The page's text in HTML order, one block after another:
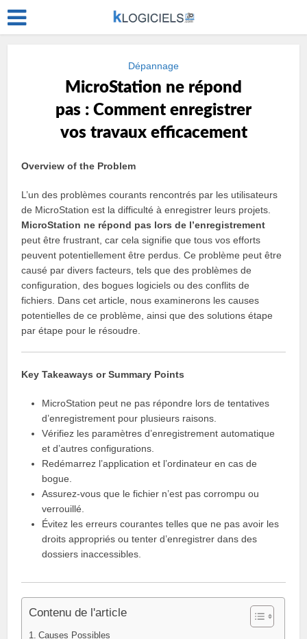
Dépannage
MicroStation ne répond
pas : Comment enregistrer
vos travaux efficacement
Overview of the Problem
L’un des problèmes courants rencontrés par les utilisateurs
de MicroStation est la difficulté à enregistrer leurs projets.
MicroStation ne répond pas lors de l’enregistrement
peut être frustrant, car cela signifie que tous vos efforts
peuvent potentiellement être perdus. Ce problème peut être
causé par divers facteurs, tels que des problèmes de
configuration, des bogues logiciels ou des conflits de
fichiers. Dans cet article, nous examinerons les causes
potentielles de ce problème, ainsi que des solutions étape
par étape pour le résoudre.
Key Takeaways or Summary Points
MicroStation peut ne pas répondre lors de tentatives
d’enregistrement pour plusieurs raisons.
Vérifiez les paramètres d’enregistrement automatique
et d’autres configurations.
Redémarrez l’application et l’ordinateur en cas de
bogue.
Assurez-vous que le fichier n’est pas corrompu ou
verrouillé.
Évitez les erreurs courantes telles que ne pas avoir les
droits appropriés ou tenter d’enregistrer dans des
dossiers inaccessibles.
Contenu de l'article
Causes Possibles